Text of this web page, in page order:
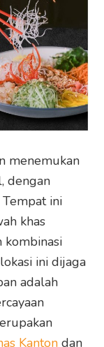
menemukan
dengan
ini
khas
kombinasi
ini dijaga
adalah
Kanton dan